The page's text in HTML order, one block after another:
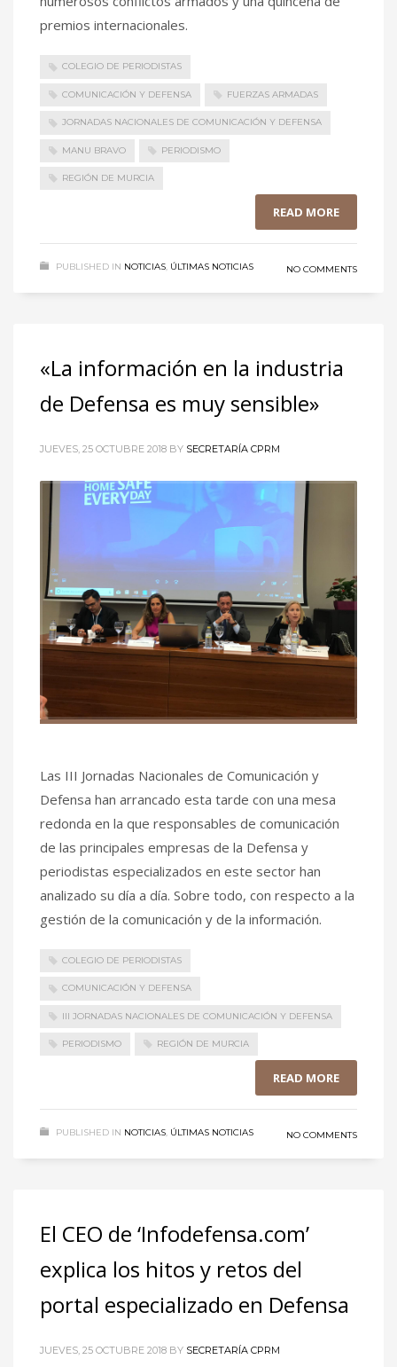
premios internacionales.
COLEGIO DE PERIODISTAS
COMUNICACIÓN Y DEFENSA FUERZAS ARMADAS
JORNADAS NACIONALES DE COMUNICACIÓN Y DEFENSA
MANU BRAVO PERIODISMO
REGIÓN DE MURCIA
READ MORE
PUBLISHED IN NOTICIAS, ÚLTIMAS NOTICIAS NO COMMENTS
«La información en la industria
de Defensa es muy sensible»
JUEVES, 25 OCTUBRE 2018 BY SECRETARÍA CPRM
Las III Jornadas Nacionales de Comunicación y
Defensa han arrancado esta tarde con una mesa
redonda en la que responsables de comunicación
de las principales empresas de la Defensa y
periodistas especializados en este sector han
analizado su día a día. Sobre todo, con respecto a la
gestión de la comunicación y de la información.
COLEGIO DE PERIODISTAS
COMUNICACIÓN Y DEFENSA
III JORNADAS NACIONALES DE COMUNICACIÓN Y DEFENSA
PERIODISMO REGIÓN DE MURCIA
READ MORE
PUBLISHED IN NOTICIAS, ÚLTIMAS NOTICIAS NO COMMENTS
El CEO de ‘Infodefensa.com’
explica los hitos y retos del
portal especializado en Defensa
JUEVES, 25 OCTUBRE 2018 BY SECRETARÍA CPRM